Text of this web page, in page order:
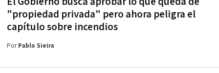
"propiedad privada" pero ahora peligra el
capítulo sobre incendios
PorPablo Sieira